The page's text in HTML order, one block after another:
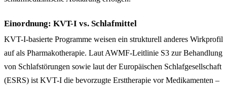
Einordnung: KVT-I vs. Schlafmittel
KVT-I-basierte Programme weisen ein strukturell anderes Wirkprofil
auf als Pharmakotherapie. Laut AWMF-Leitlinie S3 zur Behandlung
von Schlafstörungen sowie laut der Europäischen Schlafgesellschaft
(ESRS) ist KVT-I die bevorzugte Ersttherapie vor Medikamenten –